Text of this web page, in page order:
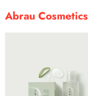
Abrau Cosmetics